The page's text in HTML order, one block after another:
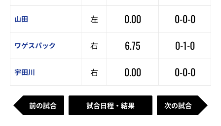
山田 左 0.00 0-0-0
ワゲスパック 右 6.75 0-1-0
宇田川 右 0.00 0-0-0
前の試合 試合日程・結果 次の試合